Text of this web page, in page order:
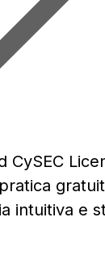
CySEC
intuitiva e